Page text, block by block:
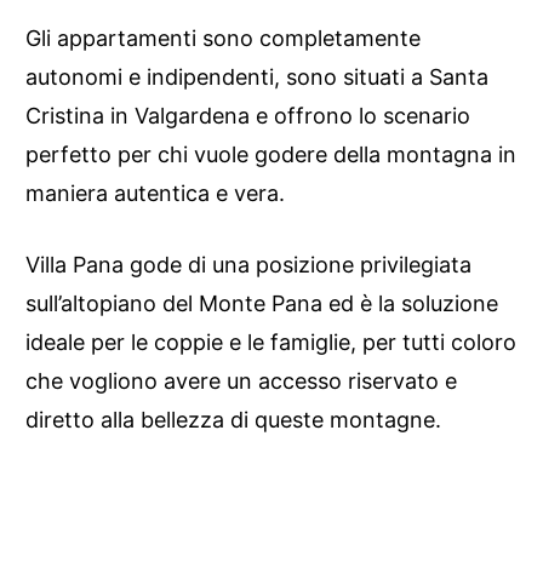
Gli appartamenti sono completamente
autonomi e indipendenti, sono situati a Santa
Cristina in Valgardena e offrono lo scenario
perfetto per chi vuole godere della montagna in
maniera autentica e vera.
Villa Pana gode di una posizione privilegiata
sull’altopiano del Monte Pana ed è la soluzione
ideale per le coppie e le famiglie, per tutti coloro
che vogliono avere un accesso riservato e
diretto alla bellezza di queste montagne.